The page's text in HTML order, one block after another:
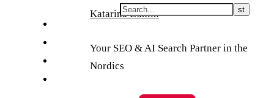
Katarina Dahlin
Your SEO & AI Search Partner in the
Nordics